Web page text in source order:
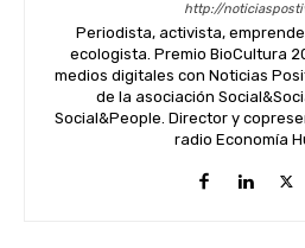
http://
Periodista, activista,
ecologista. Premio BioCultura
medios digitales con Noticias
de la asociación
Social&People. Director y
radio Economía